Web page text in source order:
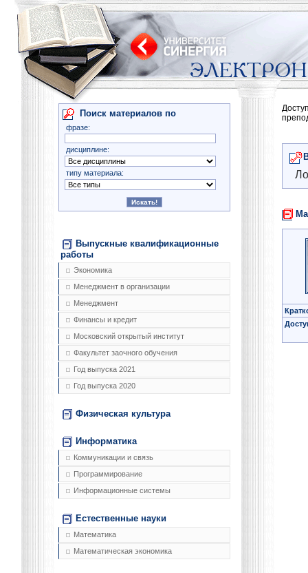
Поиск материалов по
фразе:
дисциплине:
типу материала:
Выпускные квалификационные
работы
Экономика
Менеджмент в организации
Менеджмент
Финансы и кредит
Московский открытый институт
Факультет заочного обучения
Год выпуска 2021
Год выпуска 2020
Физическая культура
Информатика
Коммуникации и связь
Программирование
Информационные системы
Естественные науки
Математика
Математическая экономика